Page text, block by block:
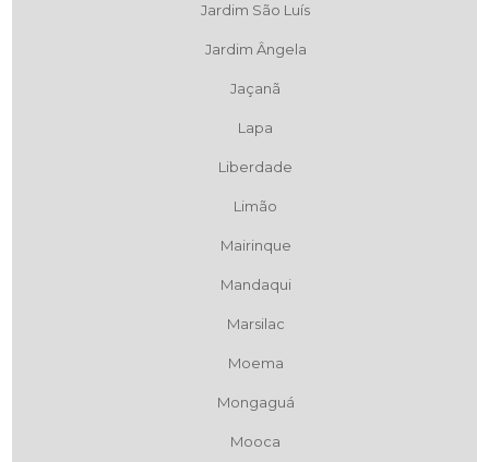
Jardim São Luís
Jardim Ângela
Jaçanã
Lapa
Liberdade
Limão
Mairinque
Mandaqui
Marsilac
Moema
Mongaguá
Mooca